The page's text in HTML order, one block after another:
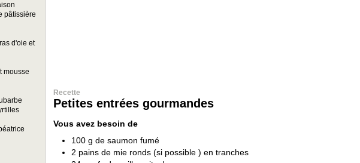
pâtissière
d'oie et
mousse
Recette
Petites entrées gourmandes
Vous avez besoin de
100 g de saumon fumé
2 pains de mie ronds (si possible ) en tranches